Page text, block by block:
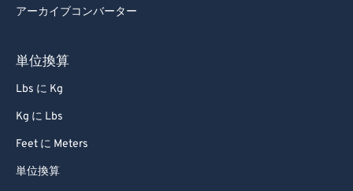
アーカイブコンバーター
単位換算
Lbs に Kg
Kg に Lbs
Feet に Meters
単位換算